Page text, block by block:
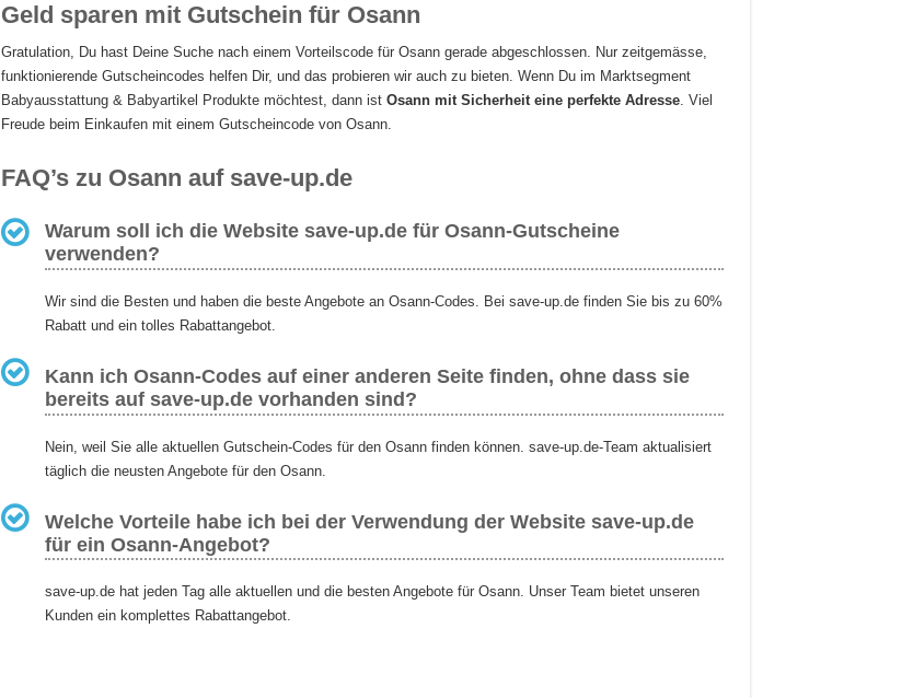
Geld sparen mit Gutschein für Osann
Gratulation, Du hast Deine Suche nach einem Vorteilscode für Osann gerade abgeschlossen. Nur zeitgemässe,
funktionierende Gutscheincodes helfen Dir, und das probieren wir auch zu bieten. Wenn Du im Marktsegment
Babyausstattung & Babyartikel Produkte möchtest, dann ist Osann mit Sicherheit eine perfekte Adresse. Viel
Freude beim Einkaufen mit einem Gutscheincode von Osann.
FAQ’s zu Osann auf save-up.de
Warum soll ich die Website save-up.de für Osann-Gutscheine
verwenden?
Wir sind die Besten und haben die beste Angebote an Osann-Codes. Bei save-up.de finden Sie bis zu 60%
Rabatt und ein tolles Rabattangebot.
Kann ich Osann-Codes auf einer anderen Seite finden, ohne dass sie
bereits auf save-up.de vorhanden sind?
Nein, weil Sie alle aktuellen Gutschein-Codes für den Osann finden können. save-up.de-Team aktualisiert
täglich die neusten Angebote für den Osann.
Welche Vorteile habe ich bei der Verwendung der Website save-up.de
für ein Osann-Angebot?
save-up.de hat jeden Tag alle aktuellen und die besten Angebote für Osann. Unser Team bietet unseren
Kunden ein komplettes Rabattangebot.